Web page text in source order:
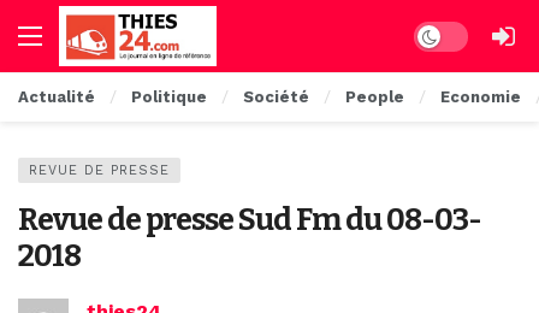
Dark mode
Actualité Politique Société People Economie
REVUE DE PRESSE
Revue de presse Sud Fm du 08-03-
2018